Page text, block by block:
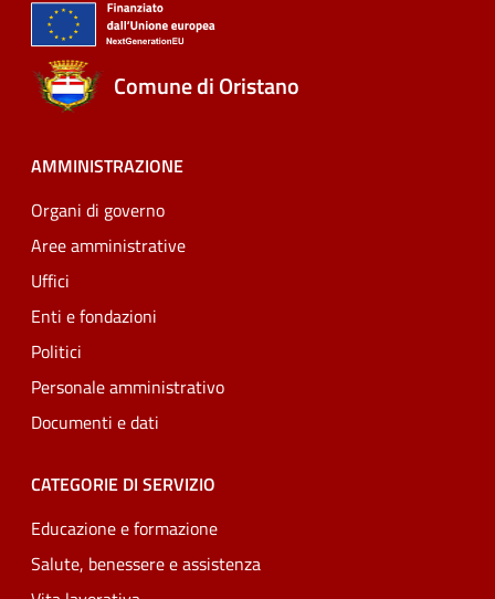
Comune di Oristano
AMMINISTRAZIONE
Organi di governo
Aree amministrative
Uffici
Enti e fondazioni
Politici
Personale amministrativo
Documenti e dati
CATEGORIE DI SERVIZIO
Educazione e formazione
Salute, benessere e assistenza